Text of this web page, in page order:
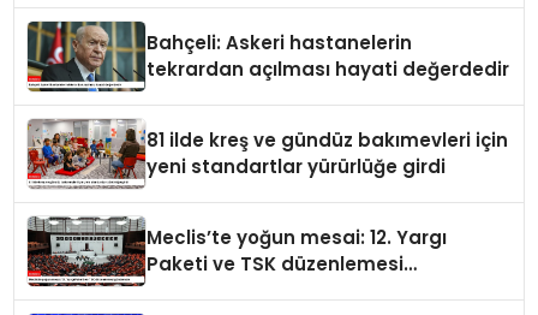
Bahçeli: Askeri hastanelerin
tekrardan açılması hayati değerdedir
81 ilde kreş ve gündüz bakımevleri için
yeni standartlar yürürlüğe girdi
Meclis’te yoğun mesai: 12. Yargı
Paketi ve TSK düzenlemesi